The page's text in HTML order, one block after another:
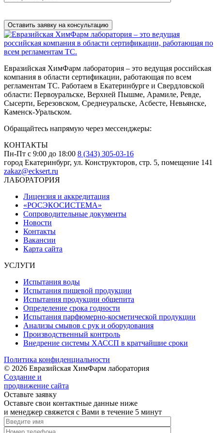
Евразийская ХимФарм лаборатория – это ведущая российская
компания в области сертификации, работающая по всем
регламентам ТС. Работаем в Екатеринбурге и Свердловской
области: Первоуральске, Верхней Пышме, Арамиле, Ревде,
Сысерти, Березовском, Среднеуральске, Асбесте, Невьянске,
Каменск-Уральском.
Обращайтесь напрямую через мессенджеры:
КОНТАКТЫ
Пн-Пт с 9:00 до 18:00 8 (343) 305-03-16
город Екатеринбург, ул. Конструкторов, стр. 5, помещение 141
zakaz@ecksert.ru
ЛАБОРАТОРИЯ
Лицензия и аккредитация
«РОСЭКОСИСТЕМА»
Сопроводительные документы
Новости
Контакты
Вакансии
Карта сайта
УСЛУГИ
Испытания воды
Испытания пищевой продукции
Испытания продукции общепита
Определение срока годности
Испытания парфюмерно-косметической продукции
Анализы смывов с рук и оборудования
Производственный контроль
Внедрение системы ХАССП в кратчайшие сроки
Политика конфиденциальности
© 2026 Евразийская ХимФарм лаборатория
Создание и
продвижение сайта
Оставьте заявку
Оставьте свои контактные данные ниже
и менеджер свяжется с Вами в течение 5 минут